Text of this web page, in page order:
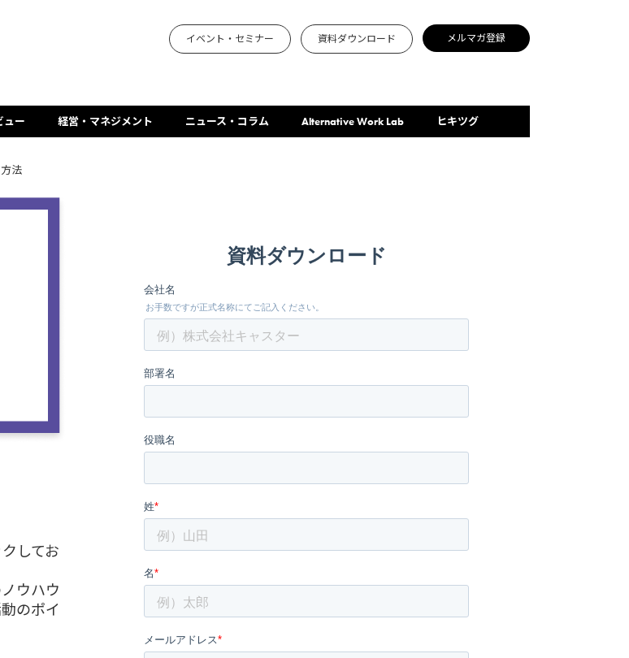
イベント・セミナー 資料ダウンロード メルマガ登録
ュー 経営・マネジメント ニュース・コラム Alternative Work Lab ヒキツグ
法
してお
ウハウ
のポイ